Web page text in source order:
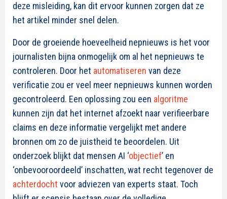
deze misleiding, kan dit ervoor kunnen zorgen dat ze
het artikel minder snel delen.
Door de groeiende hoeveelheid nepnieuws is het voor
journalisten bijna onmogelijk om al het nepnieuws te
controleren. Door het automatiseren van deze
verificatie zou er veel meer nepnieuws kunnen worden
gecontroleerd. Een oplossing zou een algoritme
kunnen zijn dat het internet afzoekt naar verifieerbare
claims en deze informatie vergelijkt met andere
bronnen om zo de juistheid te beoordelen. Uit
onderzoek blijkt dat mensen AI ‘objectief’ en
‘onbevooroordeeld’ inschatten, wat recht tegenover de
achterdocht voor adviezen van experts staat. Toch